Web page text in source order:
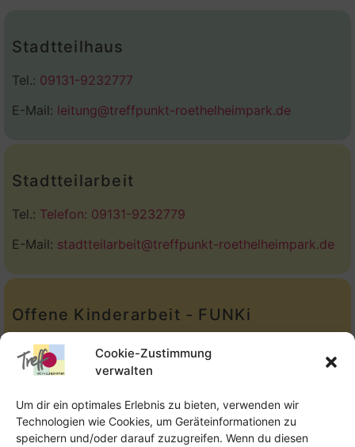
Cookie-Zustimmung
verwalten
Um dir ein optimales Erlebnis zu bieten, verwenden wir
Technologien wie Cookies, um Geräteinformationen zu
speichern und/oder darauf zuzugreifen. Wenn du diesen
Stadtteilhaus
Tel.: 09131-9232777
E-Mail: leitung@treffpunkt-roethelheimpark.de
Stadtteilarbeit
Tel.: Telefon: 09131-9232779
E-Mail: stadtteilarbeit@treffpunkt-roethelheimpark.de
Offene Kinderarbeit - FUNKi
Tel.:Telefon: 09131-610749
E-Mail:oka@treffpunkt-roethelheimpark.de